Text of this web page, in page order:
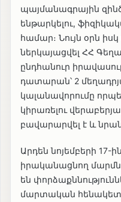
պայմանագրային
ենթարկելու,
համար։ Նույն օրն իսկ
ներկայացվել ՀՀ
ընդհանուր
դատարան՝ 2
կալանավորումը
կիրառելու
բավարարվել է և
Արդեն նոյեմբերի 17-
իրականացնող
են
մարտական